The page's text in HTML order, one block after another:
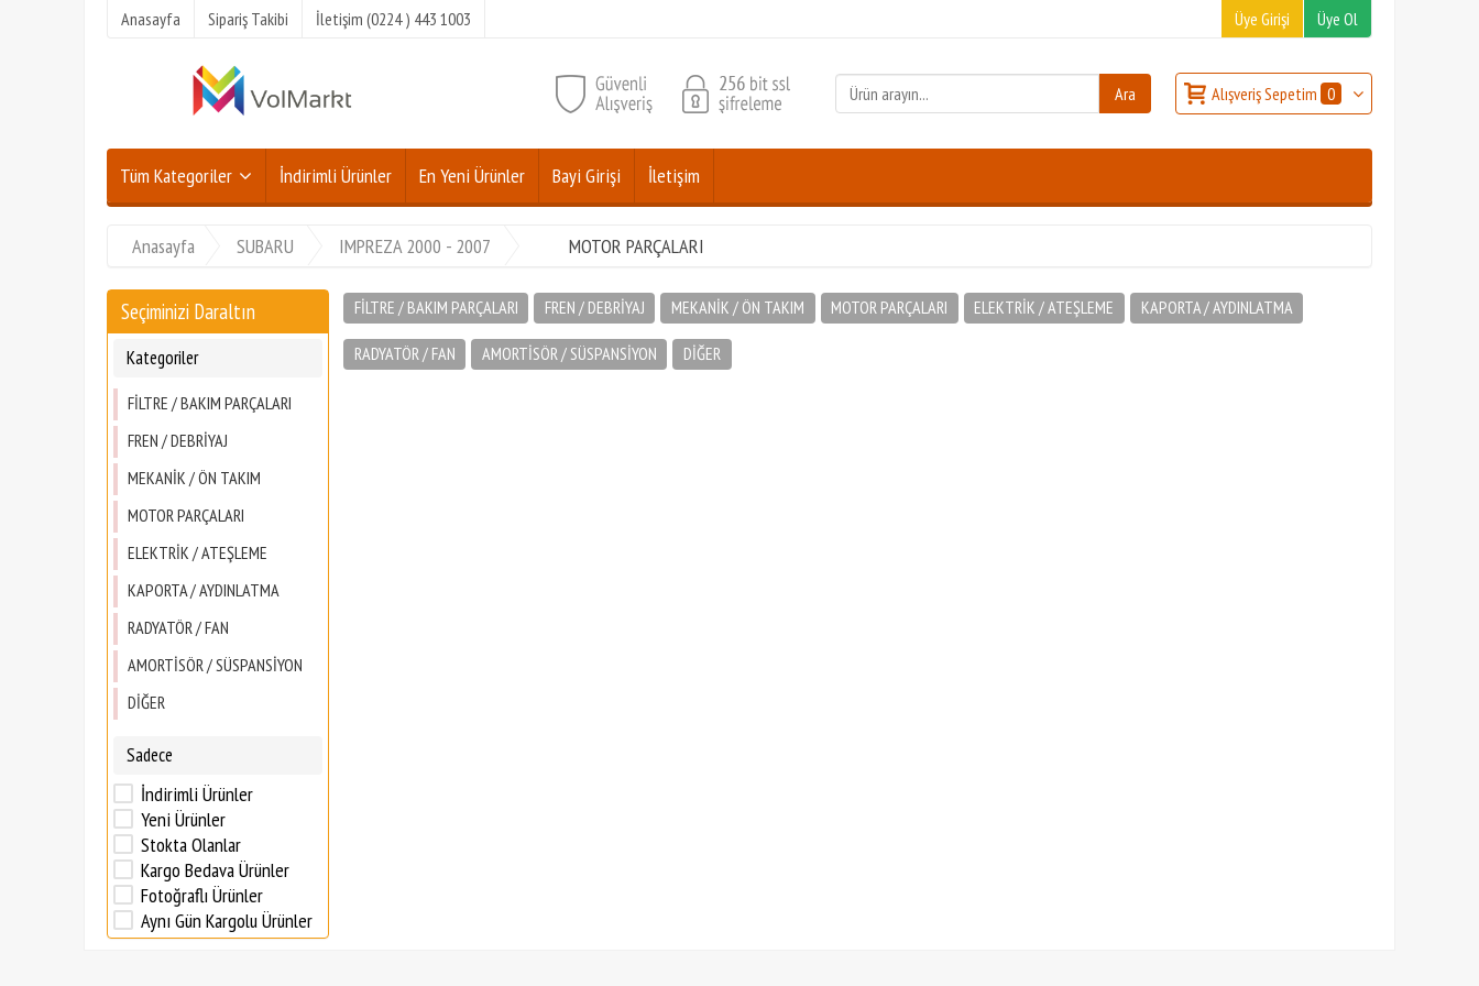
Anasayfa Sipariş Takibi İletişim (0224 ) 443 1003 Üye Girişi Üye Ol
Alışveriş Sepetim 0
Tüm Kategoriler İndirimli Ürünler En Yeni Ürünler Bayi Girişi İletişim
Anasayfa SUBARU IMPREZA 2000 - 2007 MOTOR PARÇALARI
Seçiminizi Daraltın
Kategoriler
FİLTRE / BAKIM PARÇALARI
FREN / DEBRİYAJ
MEKANİK / ÖN TAKIM
MOTOR PARÇALARI
ELEKTRİK / ATEŞLEME
KAPORTA / AYDINLATMA
RADYATÖR / FAN
AMORTİSÖR / SÜSPANSİYON
DİĞER
Sadece
İndirimli Ürünler
Yeni Ürünler
Stokta Olanlar
Kargo Bedava Ürünler
Fotoğraflı Ürünler
Aynı Gün Kargolu Ürünler
FİLTRE / BAKIM PARÇALARI FREN / DEBRİYAJ MEKANİK / ÖN TAKIM MOTOR PARÇALARI ELEKTRİK / ATEŞLEME KAPORTA / AYDINLATMA
RADYATÖR / FAN AMORTİSÖR / SÜSPANSİYON DİĞER